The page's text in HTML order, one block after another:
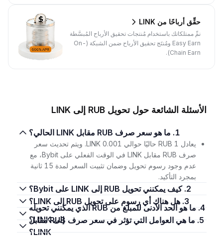
حقِّق أرباحًا من LINK
نمِّ ممتلكاتك باستخدام مُنتجات تحقيق الأرباح المُبسَّطة
Easy Earn ومُنتَج تحقيق الأرباح ضمن الشبكة (On-
Chain Earn).
الأسئلة الشائعة حول تحويل RUB إلى LINK
1. ما هو سعر صرف RUB مقابل LINK الحالي؟
يعادل 1 RUB حاليًا حوالي 0.001 LINK. ويتم تحديث سعر
صرف RUB مقابل LINK في الوقت الفعلي على Bybit، مع
عدم وجود رسوم تحويل وضمان تثبيت السعر لمدة 15 ثانية
بمجرد التأكيد.
2. كيف يمكنني تحويل RUB إلى LINK على Bybit؟
3. هل هناك أي رسوم على تحويل RUB إلى LINK؟
4. ما هو الحد الأدنى للمبلغ من RUB الذي يمكنني تحويله
إلى LINK؟5. ما هي العوامل التي تؤثر في سعر صرف RUB مقابل
LINK؟